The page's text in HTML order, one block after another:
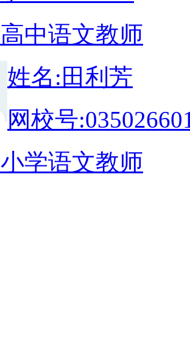
高中语文教师
姓名: 田利芳
网校号:
小学语文教师